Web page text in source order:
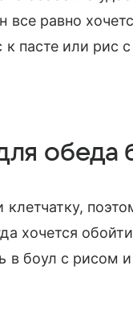
все равно
к пасте или
обеда
клетчатку,
хочется
в боул с рисом